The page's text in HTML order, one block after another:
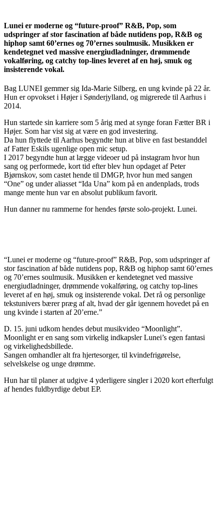
Lunei er moderne og “future-proof” R&B, Pop, som
udspringer af stor fascination af både nutidens pop, R&B og
hiphop samt 60’ernes og 70’ernes soulmusik. Musikken er
kendetegnet ved massive energiudladninger, drømmende
vokalføring, og catchy top-lines leveret af en høj, smuk og
insisterende vokal.
Bag LUNEI gemmer sig Ida-Marie Silberg, en ung kvinde på 22 år.
Hun er opvokset i Højer i Sønderjylland, og migrerede til Aarhus i
2014.
Hun startede sin karriere som 5 årig med at synge foran Fætter BR i
Højer. Som har vist sig at være en god investering.
Da hun flyttede til Aarhus begyndte hun at blive en fast bestanddel
af Fatter Eskils ugenlige open mic setup.
I 2017 begyndte hun at lægge videoer ud på instagram hvor hun
sang og performede, kort tid efter blev hun opdaget af Peter
Bjørnskov, som castet hende til DMGP, hvor hun med sangen
“One” og under aliasset “Ida Una” kom på en andenplads, trods
mange mente hun var en absolut publikum favorit.
Hun danner nu rammerne for hendes første solo-projekt. Lunei.
“Lunei er moderne og “future-proof” R&B, Pop, som udspringer af
stor fascination af både nutidens pop, R&B og hiphop samt 60’ernes
og 70’ernes soulmusik. Musikken er kendetegnet ved massive
energiudladninger, drømmende vokalføring, og catchy top-lines
leveret af en høj, smuk og insisterende vokal. Det rå og personlige
tekstunivers bærer præg af alt, hvad der går igennem hovedet på en
ung kvinde i starten af 20’erne.”
D. 15. juni udkom hendes debut musikvideo “Moonlight”.
Moonlight er en sang som virkelig indkapsler Lunei’s egen fantasi
og virkelighedsbillede.
Sangen omhandler alt fra hjertesorger, til kvindefrigørelse,
selvelskelse og unge drømme.
Hun har til planer at udgive 4 yderligere singler i 2020 kort efterfulgt
af hendes fuldbyrdige debut EP.